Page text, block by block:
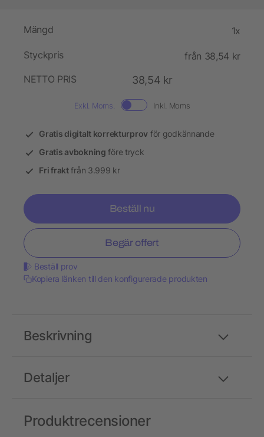
Mängd 1x
Styckpris
från 38,54 kr
NETTO PRIS
38,54 kr
Exkl. Moms. Inkl. Moms
Gratis digitalt korrekturprov för godkännande
Gratis avbokning före tryck
Fri fraktfrån 3.999 kr
Beställ nu
Begär offert
Beställ prov
Kopiera länken till den konfigurerade produkten
Detaljer
Beskrivning
Produktrecensioner